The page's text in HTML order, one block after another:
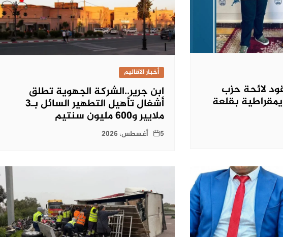
لائحة حزب
بقلعة
أخبار الاقاليم
ابن جرير..الشركة الجهوية تطلق
أشغال تأهيل التطهير السائل بـ3
ملايير و600 مليون سنتيم
5 أغسطس، 2026